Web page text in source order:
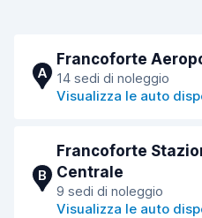
A
Francoforte
14 sedi di noleggio
Visualizza le auto
B
Francoforte
Centrale
9 sedi di noleggio
Visualizza le auto